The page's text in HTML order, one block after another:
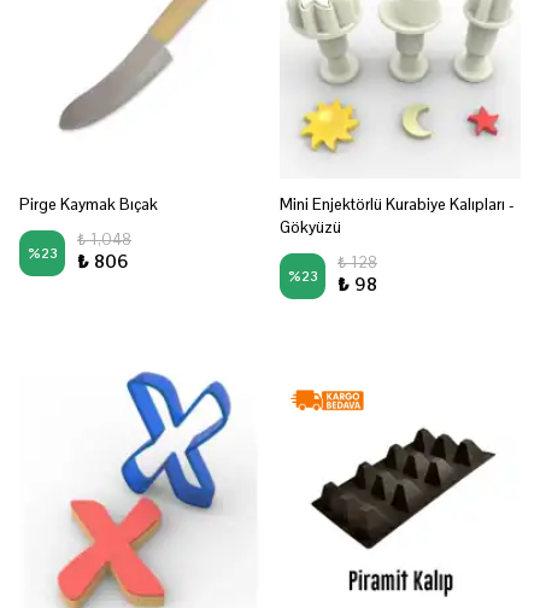
Pirge Kaymak Bıçak
%23
₺ 1,048
₺ 806
Mini Enjektörlü Kurabiye Kalıpları -
Gökyüzü
%23
₺ 128
₺ 98